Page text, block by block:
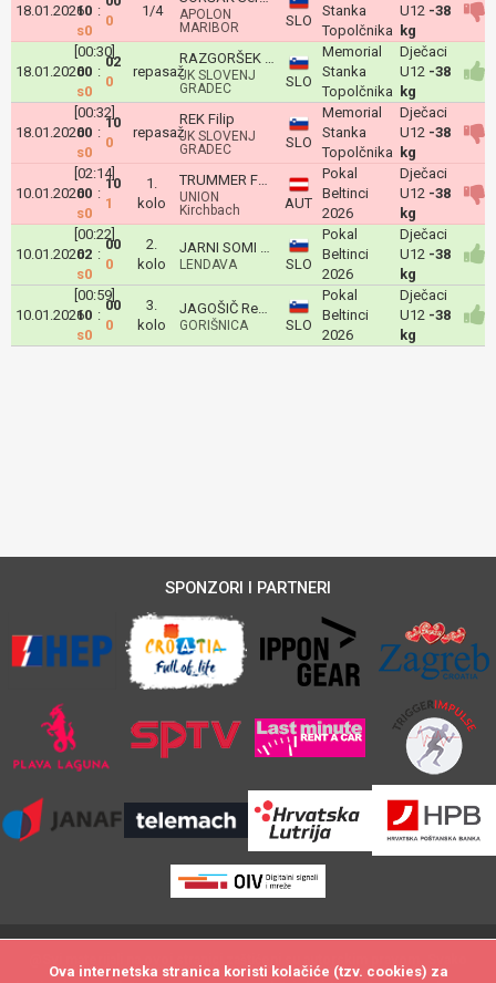
18.01.202610
s0
:
0
1/4
APOLON
MARIBOR
SLO
Stanka
Topolčnika
U12 -38
kg
18.01.2026
[00:30]
00
s0
:
02
0
repasaž
RAZGORŠEK Maks
JK SLOVENJ
GRADEC
SLO
Memorial
Stanka
Topolčnika
Dječaci
U12 -38
kg
18.01.2026
[00:32]
00
s0
:
10
0
repasaž
REK Filip
JK SLOVENJ
GRADEC
SLO
Memorial
Stanka
Topolčnika
Dječaci
U12 -38
kg
10.01.2026
[02:14]
00
s0
:
10
1
1.
kolo
TRUMMER Fabian
UNION
Kirchbach
AUT
Pokal
Beltinci
2026
Dječaci
U12 -38
kg
10.01.2026
[00:22]
02
s0
:
00
0
2.
kolo
JARNI SOMI Paul
LENDAVA SLO
Pokal
Beltinci
2026
Dječaci
U12 -38
kg
10.01.2026
[00:59]
10
s0
:
00
0
3.
kolo
JAGOŠIČ Renato
GORIŠNICA SLO
Pokal
Beltinci
2026
Dječaci
U12 -38
kg
Ova internetska stranica koristi kolačiće (tzv. cookies) za
SPONZORI I PARTNERI
Ova internetska stranica koristi kolačiće (tzv. cookies) za